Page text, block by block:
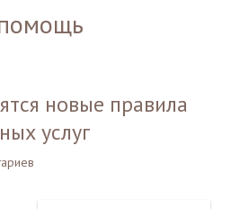
новые правила
услуг